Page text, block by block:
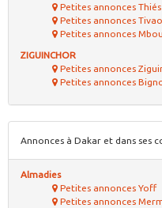
Petites annonces Thiés
Petites annonces
Petites annonces
ZIGUINCHOR
Petites annonces
Petites annonces
Annonces à Dakar et dans ses
Almadies
Petites annonces Yoff
Petites annonces